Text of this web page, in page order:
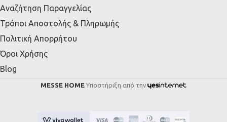
Αναζήτηση Παραγγελίας
Τρόποι Αποστολής & Πληρωμής
Πολιτική Απορρήτου
Όροι Χρήσης
Blog
MESSE HOME Υποστήριξη από την